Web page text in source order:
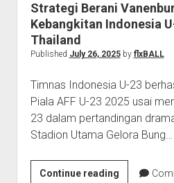
Strategi Berani
Kebangkitan Indonesia
Thailand
Published July 26, 2025by flxBALL
Timnas Indonesia U-23
Piala AFF U-23 2025 usai
23 dalam pertandingan
Stadion Utama Gelora Bung…
Continue readingStrategi